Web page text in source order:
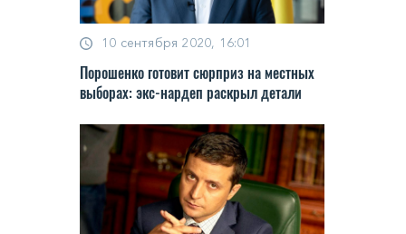
10 сентября 2020, 16:01
Порошенко готовит сюрприз на местных
выборах: экс-нардеп раскрыл детали